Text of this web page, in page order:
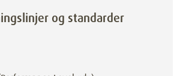
og standarder